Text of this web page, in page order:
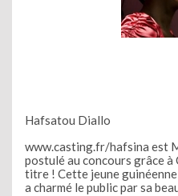
Hafsatou Diallo
www.casting.fr/hafsina est
postulé au concours grâce
titre ! Cette jeune
a charmé le public par sa